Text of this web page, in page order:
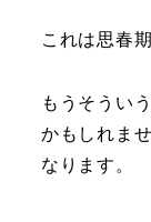
これは思春
もうそうい
かもしれま
なります。